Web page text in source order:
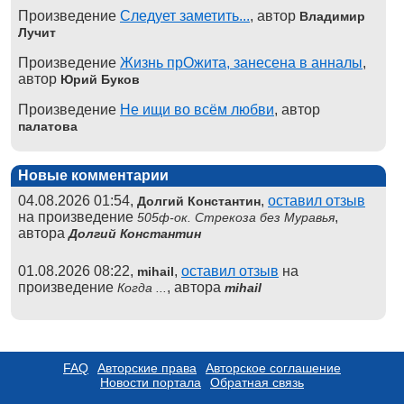
Произведение Следует заметить..., автор Владимир
Лучит
Произведение Жизнь прОжита, занесена в анналы,
автор Юрий Буков
Произведение Не ищи во всём любви, автор
палатова
Новые комментарии
04.08.2026 01:54, Долгий Константин, оставил отзыв
на произведение 505ф-ок. Стрекоза без Муравья,
автораДолгий Константин
01.08.2026 08:22, mihail, оставил отзыв на
произведение Когда ... , автора mihail
FAQ Авторские права
Авторское соглашение
Новости портала
Обратная связь